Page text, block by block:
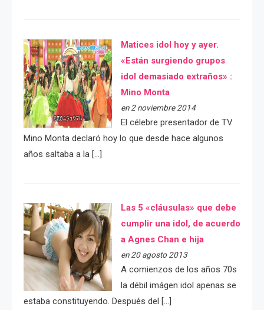
Matices idol hoy y ayer.
«Están surgiendo grupos
idol demasiado extraños» :
Mino Monta
en 2 noviembre 2014
El célebre presentador de TV
Mino Monta declaró hoy lo que desde hace algunos
años saltaba a la […]
Las 5 «cláusulas» que debe
cumplir una idol, de acuerdo
a Agnes Chan e hija
en 20 agosto 2013
A comienzos de los años 70s
la débil imágen idol apenas se
estaba constituyendo. Después del […]